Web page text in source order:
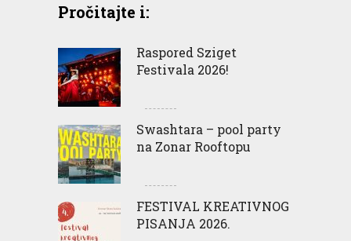
Pročitajte i:
Raspored Sziget
Festivala 2026!
Swashtara – pool party
na Zonar Rooftopu
FESTIVAL KREATIVNOG
PISANJA 2026.